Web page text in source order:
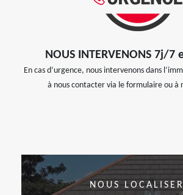
NOUS INTERVENONS 7j/
En cas d’urgence, nous intervenons dans
à nous contacter via le formulaire ou à
NOUS LOCALISER